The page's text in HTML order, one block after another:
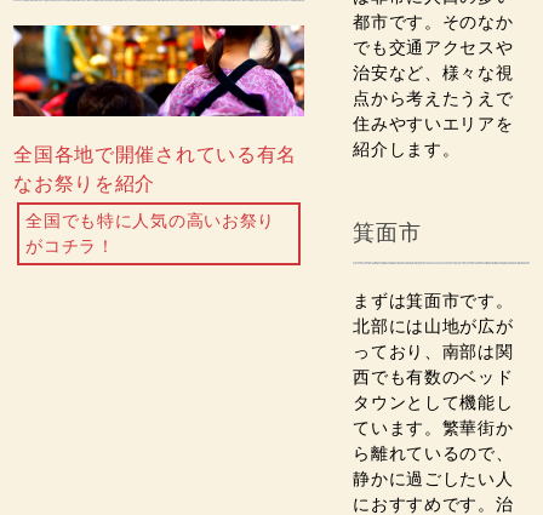
都市です。そのなか
でも交通アクセスや
治安など、様々な視
点から考えたうえで
住みやすいエリアを
紹介します。
箕面市
まずは箕面市です。
北部には山地が広が
っており、南部は関
西でも有数のベッド
タウンとして機能し
ています。繁華街か
ら離れているので、
静かに過ごしたい人
におすすめです。治
全国各地で開催されている有名
なお祭りを紹介
全国でも特に人気の高いお祭り
がコチラ！